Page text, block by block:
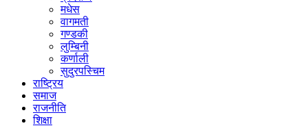
मधेस
वागमती
गण्डकी
लुम्बिनी
कर्णाली
सुदुरपस्चिम
राष्ट्रिय
समाज
राजनीति
शिक्षा